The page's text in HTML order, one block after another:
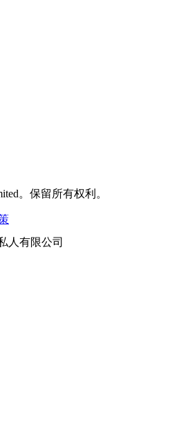
。保留所有权利。
人有限公司